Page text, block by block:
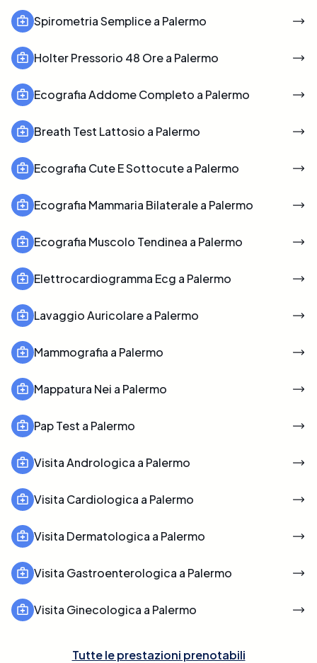
Spirometria Semplice a Palermo
Holter Pressorio 48 Ore a Palermo
Ecografia Addome Completo a Palermo
Breath Test Lattosio a Palermo
Ecografia Cute E Sottocute a Palermo
Ecografia Mammaria Bilaterale a Palermo
Ecografia Muscolo Tendinea a Palermo
Elettrocardiogramma Ecg a Palermo
Lavaggio Auricolare a Palermo
Mammografia a Palermo
Mappatura Nei a Palermo
Pap Test a Palermo
Visita Andrologica a Palermo
Visita Cardiologica a Palermo
Visita Dermatologica a Palermo
Visita Gastroenterologica a Palermo
Visita Ginecologica a Palermo
Tutte le prestazioni prenotabili